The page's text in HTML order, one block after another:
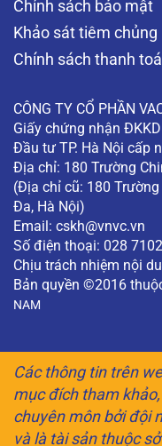
Chính sách bảo mật
Khảo sát tiêm chủng
Chính sách thanh
CÔNG TY CỔ PHẦN
Giấy chứng nhận
Đầu tư TP. Hà Nội cấp
Địa chỉ: 180 Trường
(Địa chỉ cũ: 180
Đa, Hà Nội)
Email: cskh@vnvc.vn
Số điện thoại: 028
Chịu trách nhiệm nội
Bản quyền ©2016
NAM
Các thông tin trên
mục đích tham
chuyên môn bởi đội
và là tài sản thuộc